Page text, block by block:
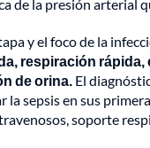
de la presión arterial
y el foco de la
respiración
de orina. El
la sepsis en sus
soporte